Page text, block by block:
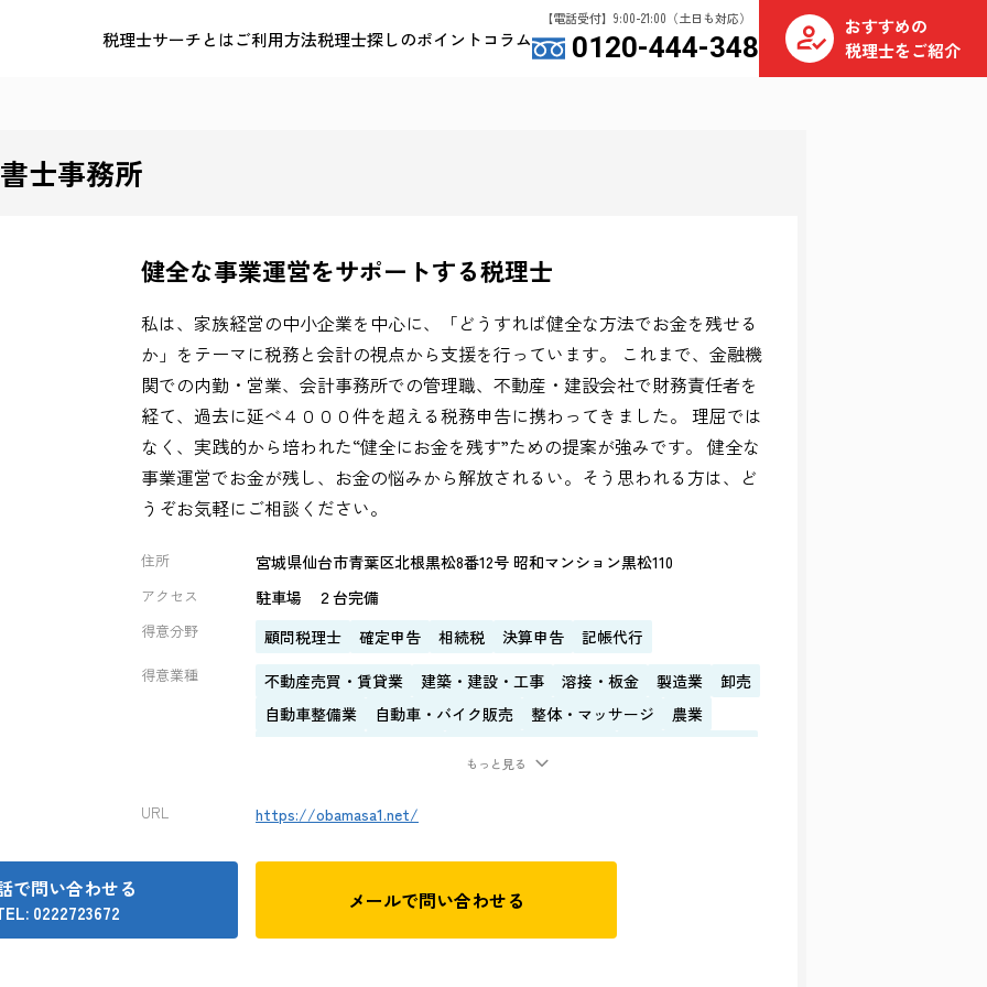
税理士サーチとはご利用方法税理士探しのポイント コラム
【電話受付】9:00-21:00（土日も対応）
0120-444-348
おすすめの
税理士をご紹介
士事務所
健全な事業運営をサポートする税理士
私は、家族経営の中小企業を中心に、「どうすれば健全な方法でお金を残せる
か」をテーマに税務と会計の視点から支援を行っています。 これまで、金融機
関での内勤・営業、会計事務所での管理職、不動産・建設会社で財務責任者を
経て、過去に延べ４０００件を超える税務申告に携わってきました。 理屈では
なく、実践的から培われた“健全にお金を残す”ための提案が強みです。 健全な
事業運営でお金が残し、お金の悩みから解放されるい。そう思われる方は、ど
うぞお気軽にご相談ください。
住所 宮城県仙台市青葉区北根黒松8番12号 昭和マンション黒松110
アクセス 駐車場 ２台完備
得意分野 顧問税理士 確定申告 相続税 決算申告 記帳代行
得意業種 不動産売買・賃貸業 建築・建設・工事 溶接・板金 製造業
卸売
自動車整備業
自動車・バイク販売 整体・マッサージ
農業
もっと見る
URL https://obamasa1.net/
で問い合わせる
0222723672 メールで問い合わせる